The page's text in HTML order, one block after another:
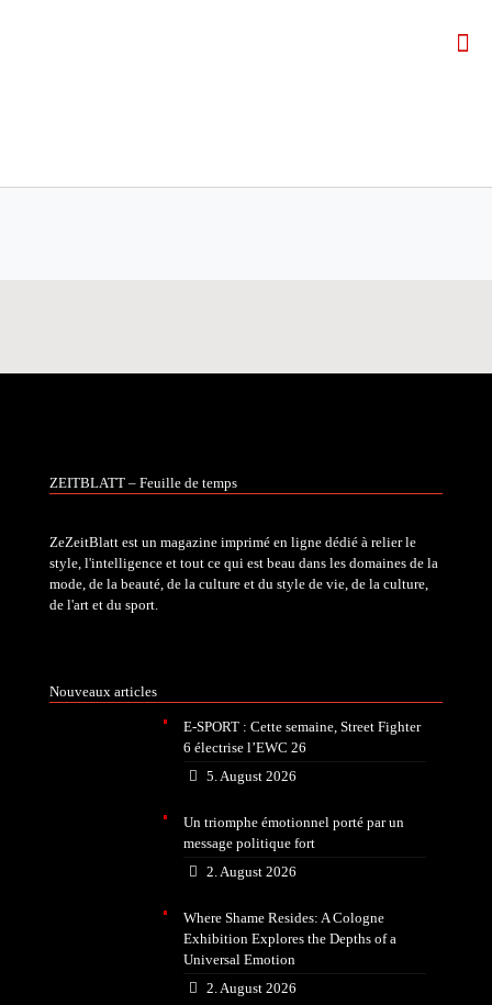
ZEITBLATT – Feuille de temps
ZeZeitBlatt est un magazine imprimé en ligne dédié à relier le
style, l'intelligence et tout ce qui est beau dans les domaines de la
mode, de la beauté, de la culture et du style de vie, de la culture,
de l'art et du sport.
Nouveaux articles
E-SPORT : Cette semaine, Street Fighter
6 électrise l’EWC 26
5. August 2026
Un triomphe émotionnel porté par un
message politique fort
2. August 2026
Where Shame Resides: A Cologne
Exhibition Explores the Depths of a
Universal Emotion
2. August 2026